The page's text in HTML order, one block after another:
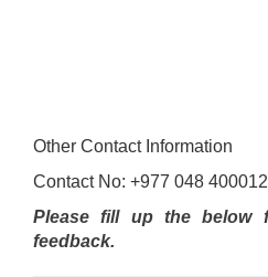
Other Contact Information
Contact No: +977 048 400012
Please fill up the below
feedback.